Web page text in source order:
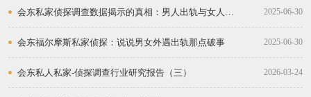
广州，深圳：私人私家侦探取证调查公司的兴起
会东私家侦探调查数据揭示的真相：男人出轨与女人出
轨的比例
2025-06-30
会东福尔摩斯私家侦探：说说男女外遇出轨那点破事 2025-06-30
会东私人私家-侦探调查行业研究报告（三） 2026-03-24